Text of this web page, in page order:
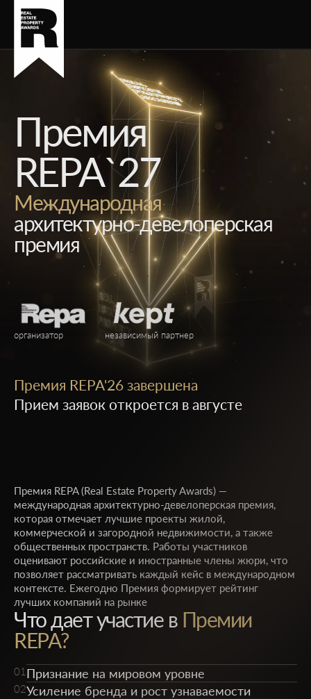
Премия
REPA`27
Международная
архитектурно-девелоперская
премия
организатор
Премия REPA'26 завершена
Прием заявок откроется в августе
независимый партнер
Премия REPA (Real Estate Property Awards) —
международная архитектурно-девелоперская премия,
которая отмечает лучшие проекты жилой,
коммерческой и загородной недвижимости, а также
общественных пространств. Работы участников
оценивают российские и иностранные члены жюри, что
позволяет рассматривать каждый кейс в международном
контексте. Ежегодно Премия формирует рейтинг
лучших компаний на рынке
Что дает участие в Премии
REPA?
01 Признание на мировом уровне
02Усиление бренда и рост узнаваемости